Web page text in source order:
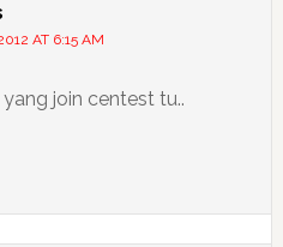
AT 6:15 AM
join centest tu..